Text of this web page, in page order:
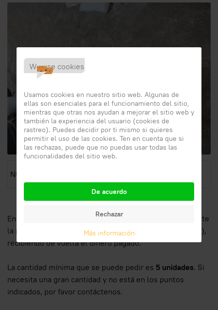
NUEVA CAJA DE POLIESTIRENO
En cuanto a la puerta del enjambre de poliestireno, existe
la posibilidad de devolverla (en excelentes condiciones),
recibiendo de vuelta el dinero pagado.
La cantidad mínima que se puede pedir es 5 unidades. Si
necesita una gran cantidad y no está en los puntos
indicados, por favor contáctenos.
We use cookies
Usamos cookies en nuestro sitio web. Algunas de
ellas son esenciales para el funcionamiento del sitio,
mientras que otras nos ayudan a mejorar el sitio web y
también la experiencia del usuario (cookies de
rastreo). Puedes decidir por ti mismo si quieres
permitir el uso de las cookies. Ten en cuenta que si
las rechazas, puede que no puedas usar todas las
funcionalidades del sitio web.
De acuerdo
Rechazar
Más información